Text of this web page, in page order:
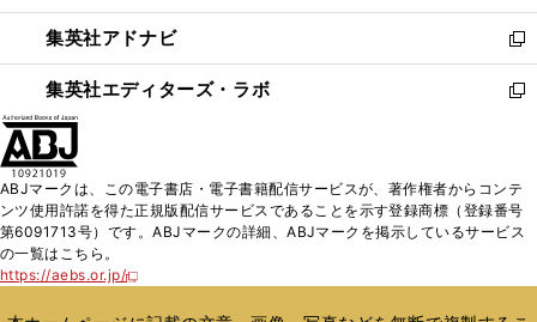
開
く
ウ
で
開
く
ン
ド
ウ
で
ウ
ィ
ン
ド
く
集英社アドナビ
新
し
い
ド
ウ
で
集英社エディターズ・ラボ
新
ィ
ン
ABJマークは、この電子書店・電子書籍配信サービスが、著作権者からコンテ
ンツ使用許諾を得た正規版配信サービスであることを示す登録商標（登録番号
第6091713号）です。ABJマークの詳細、ABJマークを掲示しているサービス
の一覧はこちら。
https://aebs.or.jp/
新
い